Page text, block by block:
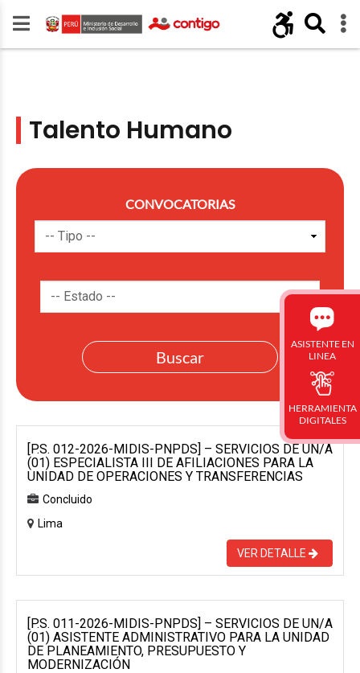
Talento Humano
CONVOCATORIAS
[P.S. 012-2026-MIDIS-PNPDS] – SERVICIOS DE UN/A
(01) ESPECIALISTA III DE AFILIACIONES PARA LA
UNIDAD DE OPERACIONES Y TRANSFERENCIAS
Concluido
Lima
VER DETALLE
[P.S. 011-2026-MIDIS-PNPDS] – SERVICIOS DE UN/A
(01) ASISTENTE ADMINISTRATIVO PARA LA UNIDAD
DE PLANEAMIENTO, PRESUPUESTO Y
MODERNIZACIÓN
ASISTENTE EN
LINEA
HERRAMIENTA
DIGITALES